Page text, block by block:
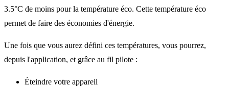
3.5°C de moins pour la température éco. Cette température éco
permet de faire des économies d'énergie.
Une fois que vous aurez défini ces températures, vous pourrez,
depuis l'application, et grâce au fil pilote :
Éteindre votre appareil